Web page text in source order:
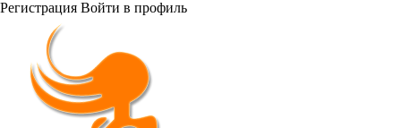
Регистрация Войти в профиль